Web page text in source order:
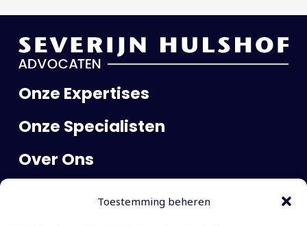
Toestemming beheren
Onze Expertises
Onze Specialisten
Over Ons